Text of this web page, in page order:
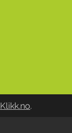
Klikk.no.